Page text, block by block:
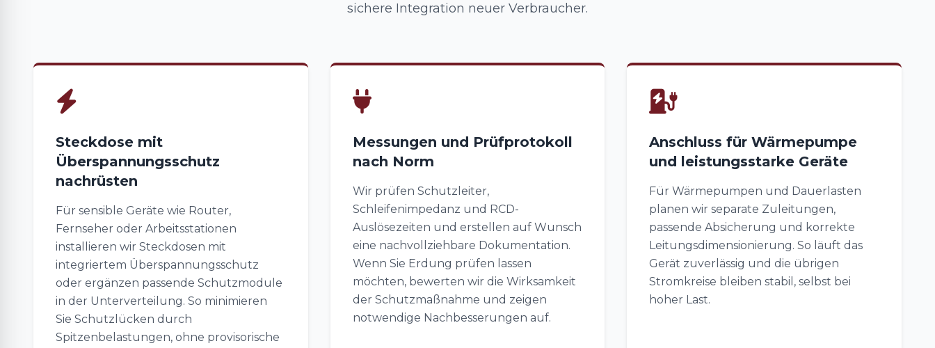
sichere Integration neuer Verbraucher.
Steckdose mit
Überspannungsschutz
nachrüsten
Für sensible Geräte wie Router,
Fernseher oder Arbeitsstationen
installieren wir Steckdosen mit
integriertem Überspannungsschutz
oder ergänzen passende Schutzmodule
in der Unterverteilung. So minimieren
Sie Schutzlücken durch
Spitzenbelastungen, ohne provisorische
Messungen und Prüfprotokoll
nach Norm
Wir prüfen Schutzleiter,
Schleifenimpedanz und RCD-
Auslösezeiten und erstellen auf Wunsch
eine nachvollziehbare Dokumentation.
Wenn Sie Erdung prüfen lassen
möchten, bewerten wir die Wirksamkeit
der Schutzmaßnahme und zeigen
notwendige Nachbesserungen auf.
Anschluss für Wärmepumpe
und leistungsstarke Geräte
Für Wärmepumpen und Dauerlasten
planen wir separate Zuleitungen,
passende Absicherung und korrekte
Leitungsdimensionierung. So läuft das
Gerät zuverlässig und die übrigen
Stromkreise bleiben stabil, selbst bei
hoher Last.